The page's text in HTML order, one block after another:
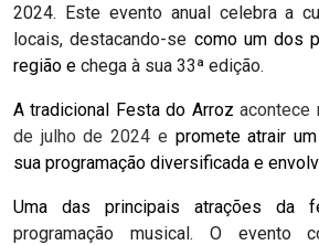
2024. Este evento anual celebra a
locais, destacando-se como um dos
região e chega à sua 33ª edição.
A tradicional Festa do Arrozacontece
de julho de 2024 e promete atrair
sua programação diversificada e
Uma das principais atrações
programação musical. O evento